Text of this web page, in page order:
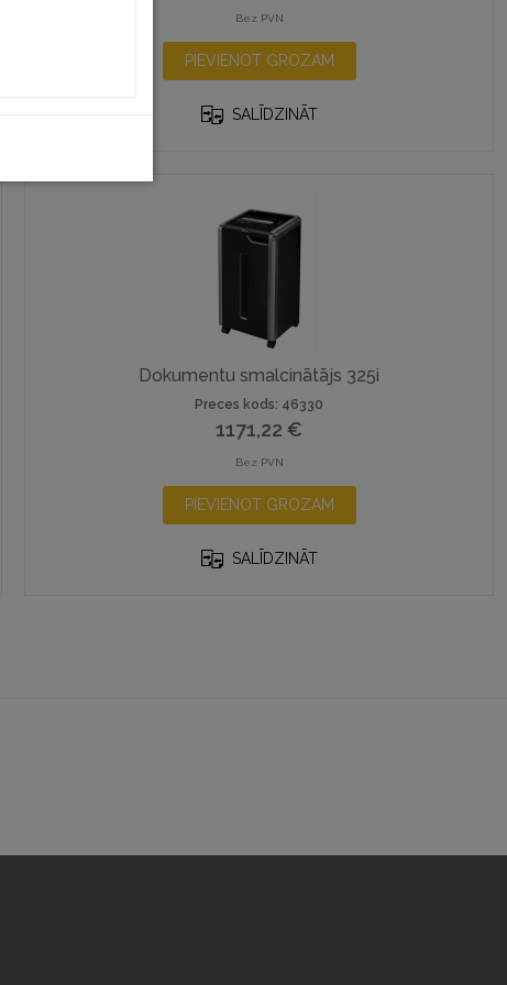
Bez PVN
PIEVIENOT GROZAM
SALĪDZINĀT
Dokumentu smalcinātājs 325i
Preces kods: 46330
1171,22€
Bez PVN
PIEVIENOT GROZAM
SALĪDZINĀT